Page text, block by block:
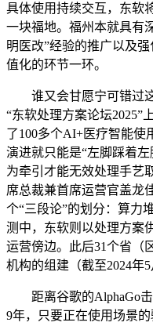
具体使用持续交互，东软
一块福地。福州本就具有
明医改”经验的推广以及
值化的环节一环。
谁又会甘愿宁可错过这
“东软处理方案论坛2025”上
了100多个AI+医疗智能使
演进就只能是“左脚踩着
为牵引才能无效处理手艺
席总裁兼首席运营官盖龙
个“三段论”的划分：算力
测中，东软则以处理方案
运营傍边。此后31个省（
机构的组建（截至2024年5
距离谷歌的AlphaGo击
9年，只要正在使用场景